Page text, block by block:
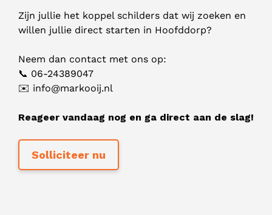
Zijn jullie het koppel schilders dat wij zoeken en
willen jullie direct starten in Hoofddorp?
Neem dan contact met ons op:
📞 06-24389047
✉️ info@markooij.nl
Reageer vandaag nog en ga direct aan de slag!